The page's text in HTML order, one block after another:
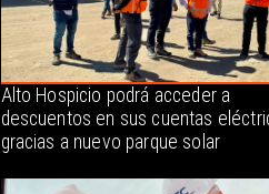
Alto Hospicio podrá acceder a
descuentos en sus cuentas
gracias a nuevo parque solar